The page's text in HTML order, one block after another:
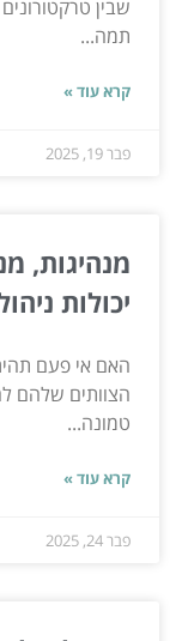
שבין
תמה...
קרא עוד »
פבר 19, 2025
מנהיגות,
יכולות
האם אי פעם
הצוותים שלהם
טמונה...
קרא עוד »
פבר 24, 2025